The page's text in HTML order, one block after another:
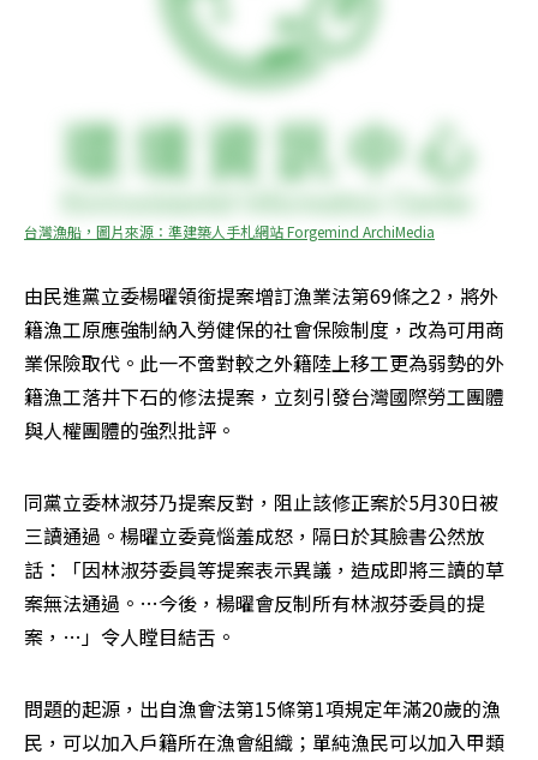
台灣漁船，圖片來源：準建築人手札網站 Forgemind ArchiMedia
由民進黨立委楊曜領銜提案增訂漁業法第69條之2，將外
籍漁工原應強制納入勞健保的社會保險制度，改為可用商
業保險取代。此一不啻對較之外籍陸上移工更為弱勢的外
籍漁工落井下石的修法提案，立刻引發台灣國際勞工團體
與人權團體的強烈批評。
同黨立委林淑芬乃提案反對，阻止該修正案於5月30日被
三讀通過。楊曜立委竟惱羞成怒，隔日於其臉書公然放
話：「因林淑芬委員等提案表示異議，造成即將三讀的草
案無法通過。…今後，楊曜會反制所有林淑芬委員的提
案，…」令人瞠目結舌。
問題的起源，出自漁會法第15條第1項規定年滿20歲的漁
民，可以加入戶籍所在漁會組織；單純漁民可以加入甲類